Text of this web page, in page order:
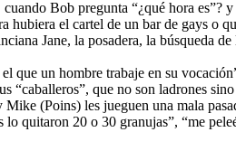
Bob pregunta “¿qué hora es”?
el cartel de un bar de gays o
Jane, la posadera, la búsqueda de
que un hombre trabaje en su
“caballeros”, que no son ladrones
(Poins) les jueguen una mala
quitaron 20 o 30 granujas”, “me